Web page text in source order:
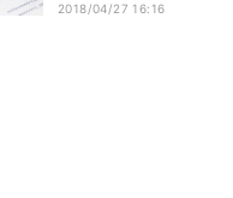
2018/04/27 16:16